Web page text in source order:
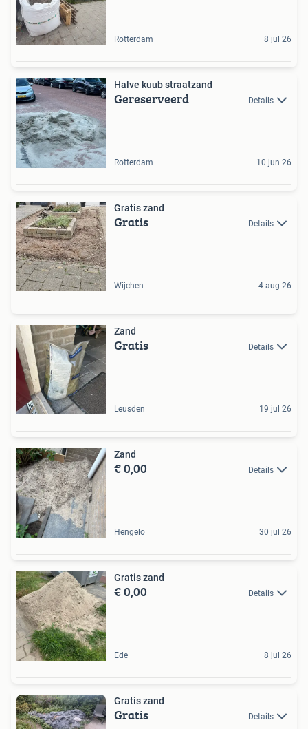
Rotterdam 8 jul 26
Halve kuub straatzand
Gereserveerd Details
Rotterdam 10 jun 26
Gratis zand
Gratis Details
Wijchen 4 aug 26
Zand
Gratis Details
Leusden 19 jul 26
Zand
€ 0,00 Details
Hengelo 30 jul 26
Gratis zand
€ 0,00 Details
Ede 8 jul 26
Gratis zand
Gratis Details